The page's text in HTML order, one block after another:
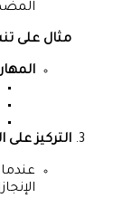
مثال على
التركيز على